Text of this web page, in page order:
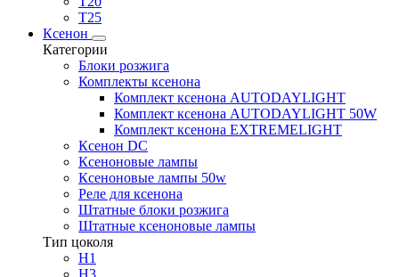
T25
Ксенон
Категории
Блоки розжига
Комплекты ксенона
Комплект ксенона AUTODAYLIGHT
Комплект ксенона AUTODAYLIGHT 50W
Комплект ксенона EXTREMELIGHT
Ксенон DC
Ксеноновые лампы
Ксеноновые лампы 50w
Реле для ксенона
Штатные блоки розжига
Штатные ксеноновые лампы
Тип цоколя
H1
H3